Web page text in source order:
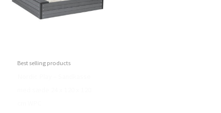
Best selling products